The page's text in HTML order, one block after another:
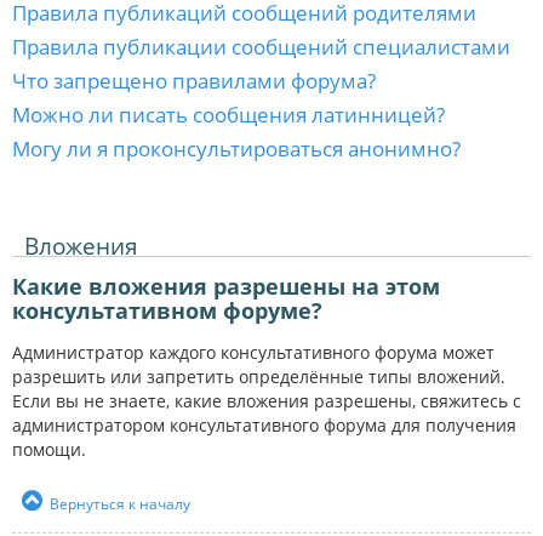
Правила публикаций сообщений родителями
Правила публикации сообщений специалистами
Что запрещено правилами форума?
Можно ли писать сообщения латинницей?
Могу ли я проконсультироваться анонимно?
Вложения
Какие вложения разрешены на этом
консультативном форуме?
Администратор каждого консультативного форума может
разрешить или запретить определённые типы вложений.
Если вы не знаете, какие вложения разрешены, свяжитесь с
администратором консультативного форума для получения
помощи.
Вернуться к началу